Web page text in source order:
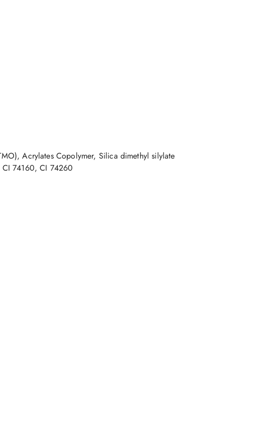
Acrylates Copolymer, Silica dimethyl silylate
74160, CI 74260